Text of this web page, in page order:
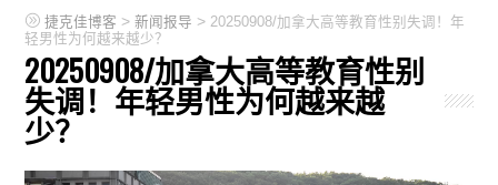
捷克佳博客 >新闻报导 > 20250908/加拿大高等教育性别失调！年
轻男性为何越来越少？
20250908/加拿大高等教育性别
失调！年轻男性为何越来越
少？